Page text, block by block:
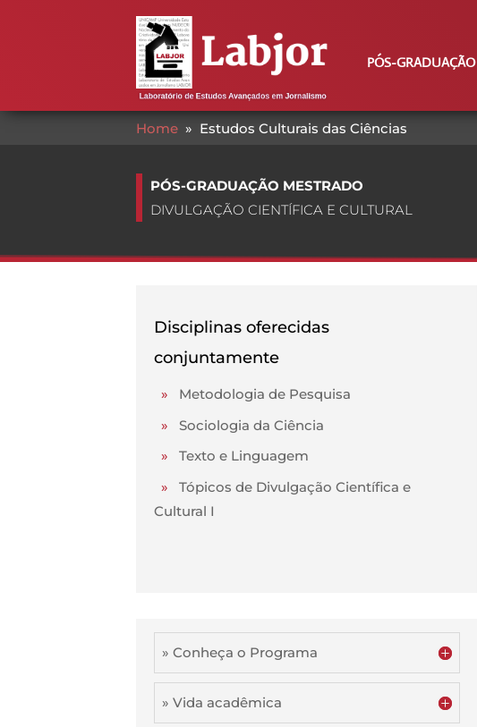
PÓS-GRADUAÇÃO
Home » Estudos Culturais das Ciências
PÓS-GRADUAÇÃO MESTRADO
DIVULGAÇÃO CIENTÍFICA E CULTURAL
Disciplinas oferecidas
conjuntamente
» Metodologia de Pesquisa
» Sociologia da Ciência
» Texto e Linguagem
» Tópicos de Divulgação Científica e
Cultural I
» Conheça o Programa
» Vida acadêmica